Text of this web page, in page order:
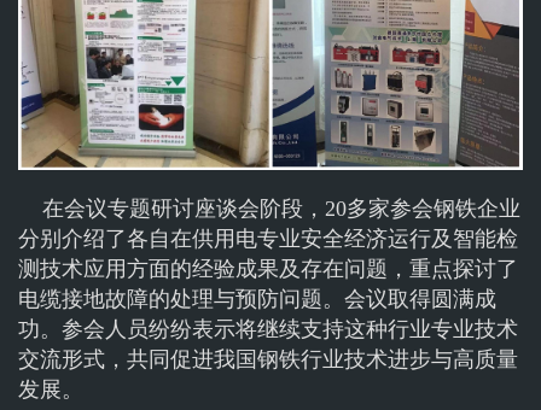
在会议专题研讨座谈会阶段，20多家参会钢铁企业
分别介绍了各自在供用电专业安全经济运行及智能检
测技术应用方面的经验成果及存在问题，重点探讨了
电缆接地故障的处理与预防问题。会议取得圆满成
功。参会人员纷纷表示将继续支持这种行业专业技术
交流形式，共同促进我国钢铁行业技术进步与高质量
发展。